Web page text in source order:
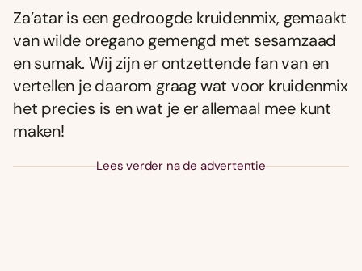
Za’atar is een gedroogde kruidenmix, gemaakt
van wilde oregano gemengd met sesamzaad
en sumak. Wij zijn er ontzettende fan van en
vertellen je daarom graag wat voor kruidenmix
het precies is en wat je er allemaal mee kunt
maken!
Lees verder na de advertentie